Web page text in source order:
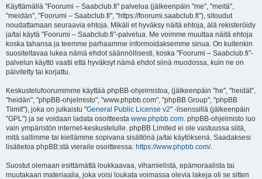
Käyttämällä "Foorumi – Saabclub.fi" palvelua (jälkeenpäin "me", "meitä",
"meidän", "Foorumi – Saabclub.fi", "https://foorumi.saabclub.fi"), sitoudut
noudattamaan seuraavia ehtoja. Mikäli et hyväksy näitä ehtoja, älä rekisteröidy
ja/tai käytä "Foorumi – Saabclub.fi"-palvelua. Me voimme muuttaa näitä ehtoja
koska tahansa ja teemme parhaamme informoidaksemme sinua. On kuitenkin
suositeltavaa lukea nämä ehdot säännöllisesti, koska "Foorumi – Saabclub.fi"-
palvelun käyttö vaatii että hyväksyt nämä ehdot siinä muodossa, kuin ne on
päivitetty tai korjattu.
Keskustelufoorumimme käyttää phpBB-ohjelmistoa, (jälkeenpäin "he", "heidät",
"heidän", "phpBB-ohjelmisto", "www.phpbb.com", "phpBB Group", "phpBB
Tiimit"), joka on julkaistu "General Public License v2" -lisenssillä (jälkeenpäin
"GPL") ja se voidaan ladata osoitteesta www.phpbb.com. phpBB-ohjelmisto luo
vain ympäristön internet-keskustelulle. phpBB Limited ei ole vastuussa siitä,
mitä sallimme tai kiellämme sopivana sisältönä ja/tai käytöksenä. Saadaksesi
lisätietoa phpBB:stä vieraile osoitteessa: https://www.phpbb.com/.
Suostut olemaan esittämättä loukkaavaa, vihamielistä, epämoraalista tai
muutakaan materiaalia, joka voisi loukata voimassa olevia lakeja oli se sitten